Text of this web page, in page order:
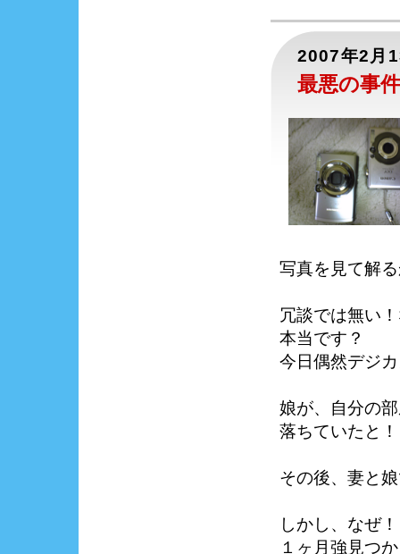
2007年2月
最悪の事
写真を見て解
冗談では無い
本当です？
今日偶然デジ
娘が、自分の
落ちていたと
その後、妻と
しかし、なぜ！
１ヶ月強見つ